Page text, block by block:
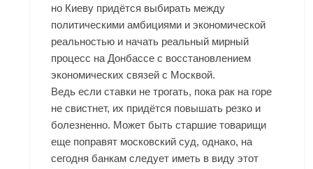
но Киеву придётся выбирать между
политическими амбициями и экономической
реальностью и начать реальный мирный
процесс на Донбассе с восстановлением
экономических связей с Москвой.
Ведь если ставки не трогать, пока рак на горе
не свистнет, их придётся повышать резко и
болезненно. Может быть старшие товарищи
еще поправят московский суд, однако, на
сегодня банкам следует иметь в виду этот